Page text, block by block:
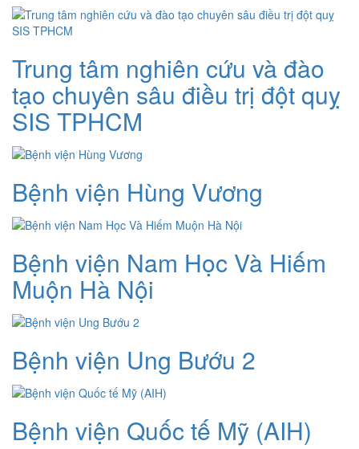
Trung tâm nghiên cứu và đào
tạo chuyên sâu điều trị đột quỵ
SIS TPHCM
Bệnh viện Hùng Vương
Bệnh viện Nam Học Và Hiếm
Muộn Hà Nội
Bệnh viện Ung Bướu 2
Bệnh viện Quốc tế Mỹ (AIH)